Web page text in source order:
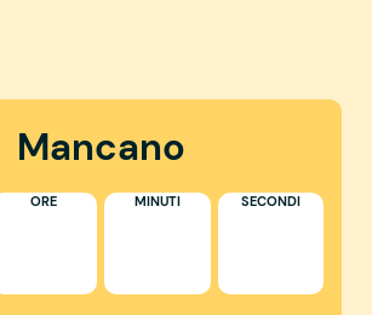
Mancano
ORE MINUTI SECONDI